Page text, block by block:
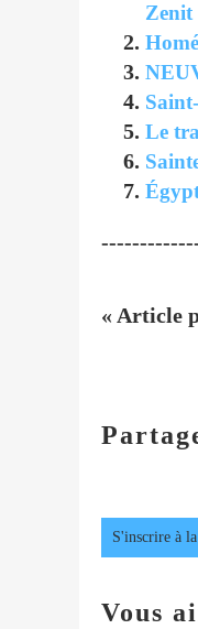
Zenit
Le
« Article
S'inscrire à
Vous